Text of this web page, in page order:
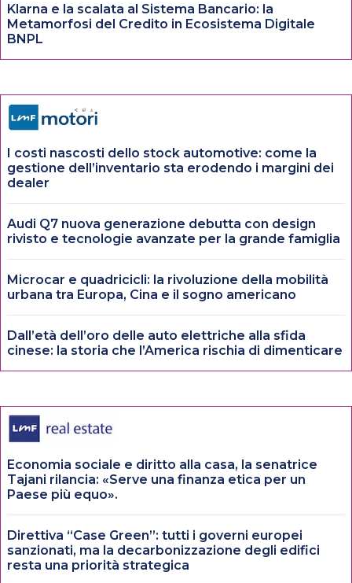
Klarna e la scalata al Sistema Bancario: la
Metamorfosi del Credito in Ecosistema Digitale
BNPL
I costi nascosti dello stock automotive: come la
gestione dell’inventario sta erodendo i margini dei
dealer
Audi Q7 nuova generazione debutta con design
rivisto e tecnologie avanzate per la grande famiglia
Microcar e quadricicli: la rivoluzione della mobilità
urbana tra Europa, Cina e il sogno americano
Dall’età dell’oro delle auto elettriche alla sfida
cinese: la storia che l’America rischia di dimenticare
Economia sociale e diritto alla casa, la senatrice
Tajani rilancia: «Serve una finanza etica per un
Paese più equo».
Direttiva “Case Green”: tutti i governi europei
sanzionati, ma la decarbonizzazione degli edifici
resta una priorità strategica